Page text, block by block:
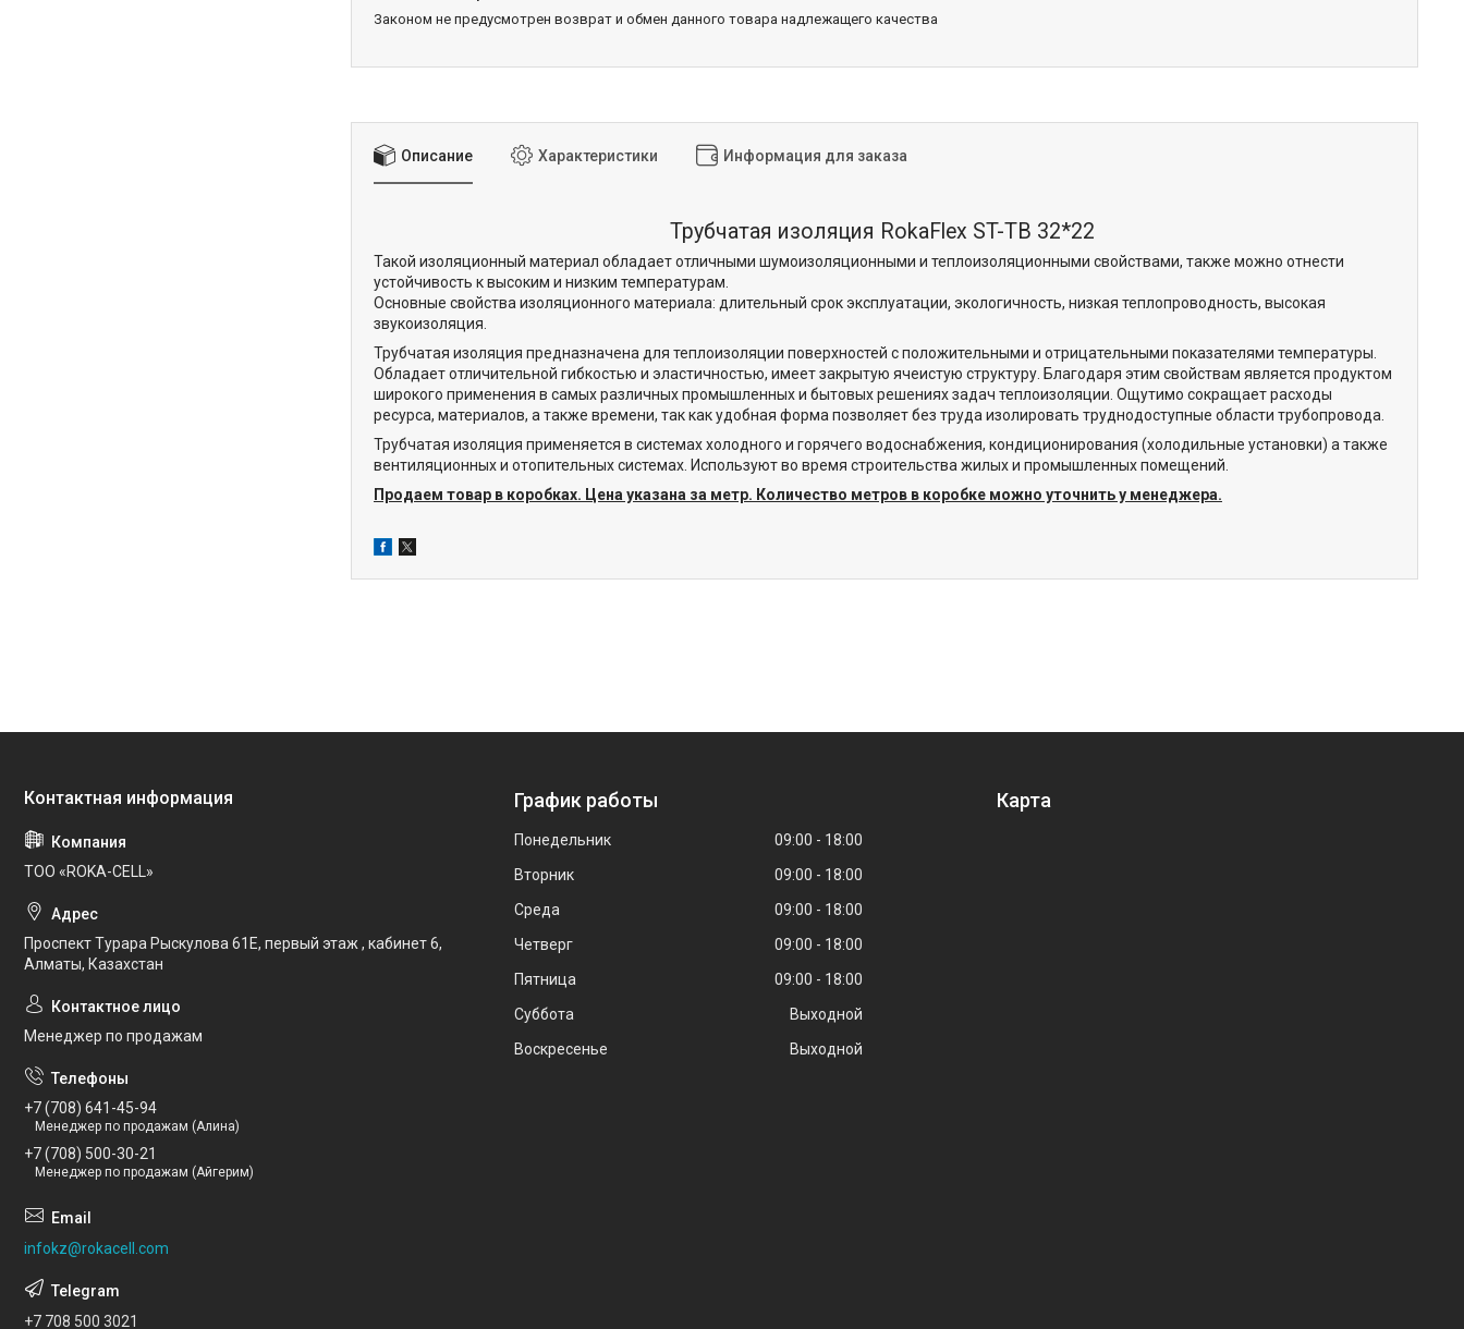
Законом не предусмотрен возврат и обмен данного товара надлежащего качества
Описание Характеристики Информация для заказа
Трубчатая изоляция RokaFlex ST-TB 32*22
Такой изоляционный материал обладает отличными шумоизоляционными и теплоизоляционными свойствами, также можно отнести
устойчивость к высоким и низким температурам.
Основные свойства изоляционного материала: длительный срок эксплуатации, экологичность, низкая теплопроводность, высокая
звукоизоляция.
Трубчатая изоляция предназначена для теплоизоляции поверхностей с положительными и отрицательными показателями температуры.
Обладает отличительной гибкостью и эластичностью, имеет закрытую ячеистую структуру. Благодаря этим свойствам является продуктом
широкого применения в самых различных промышленных и бытовых решениях задач теплоизоляции. Ощутимо сокращает расходы
ресурса, материалов, а также времени, так как удобная форма позволяет без труда изолировать труднодоступные области трубопровода.
Трубчатая изоляция применяется в системах холодного и горячего водоснабжения, кондиционирования (холодильные установки) а также
вентиляционных и отопительных системах. Используют во время строительства жилых и промышленных помещений.
Продаем товар в коробках. Цена указана за метр. Количество метров в коробке можно уточнить у менеджера.
ТОО «ROKA-CELL»
Проспект Турара Рыскулова 61Е, первый этаж , кабинет 6,
Алматы, Казахстан
Менеджер по продажам
+7 (708) 641-45-94
Менеджер по продажам (Алина)
+7 (708) 500-30-21
Менеджер по продажам (Айгерим)
infokz@rokacell.com
+7 708 500 3021
График работы
Понедельник 09:00
18:00
Вторник
09:00
18:00
Среда
09:00
18:00
Четверг
09:00
18:00
Пятница
09:00
18:00
Суббота
Выходной
Воскресенье
Выходной
Карта